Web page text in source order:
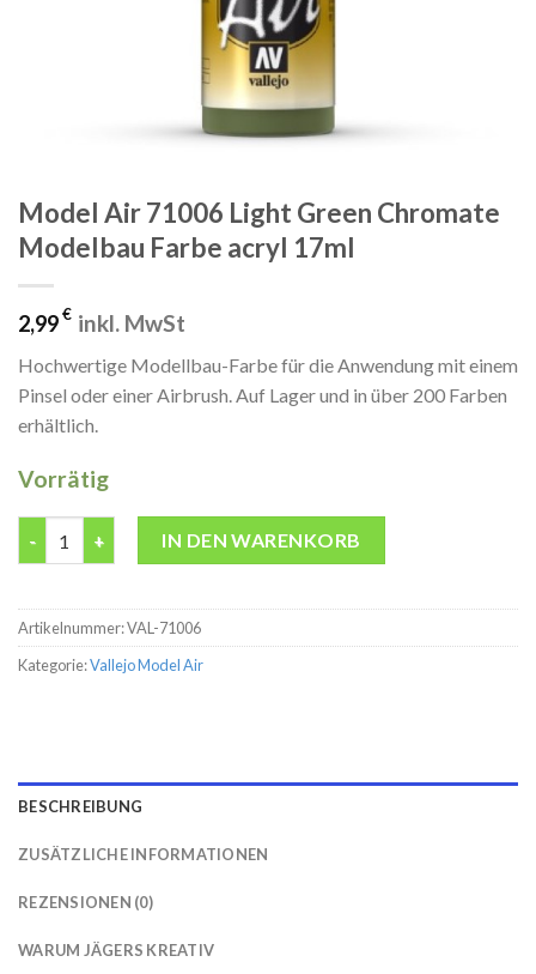
Model Air 71006 Light Green Chromate
Modelbau Farbe acryl 17ml
2,99€ inkl. MwSt
Hochwertige Modellbau-Farbe für die Anwendung mit einem
Pinsel oder einer Airbrush. Auf Lager und in über 200 Farben
erhältlich.
Vorrätig
IN DEN WARENKORB
Artikelnummer:VAL-71006
Kategorie:Vallejo Model Air
BESCHREIBUNG
ZUSÄTZLICHE INFORMATIONEN
REZENSIONEN (0)
WARUM JÄGERS KREATIV